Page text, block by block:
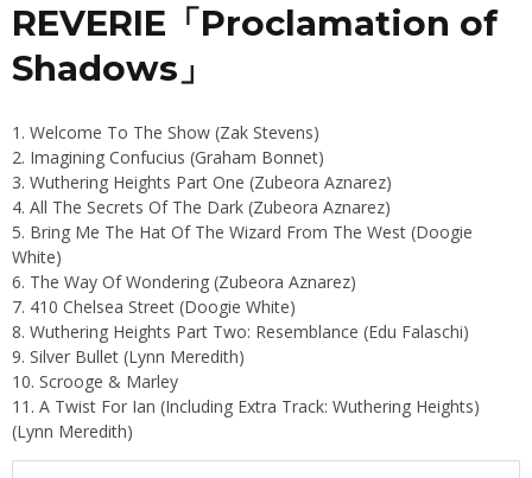
REVERIE「Proclamation of
Shadows」
1. Welcome To The Show (Zak Stevens)
2. Imagining Confucius (Graham Bonnet)
3. Wuthering Heights Part One (Zubeora Aznarez)
4. All The Secrets Of The Dark (Zubeora Aznarez)
5. Bring Me The Hat Of The Wizard From The West (Doogie
White)
6. The Way Of Wondering (Zubeora Aznarez)
7. 410 Chelsea Street (Doogie White)
8. Wuthering Heights Part Two: Resemblance (Edu Falaschi)
9. Silver Bullet (Lynn Meredith)
10. Scrooge & Marley
11. A Twist For Ian (Including Extra Track: Wuthering Heights)
(Lynn Meredith)